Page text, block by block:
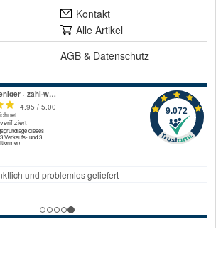
Kontakt
Alle Artikel
AGB & Datenschutz